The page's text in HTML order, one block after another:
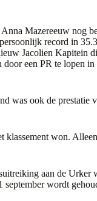
Mazereeuw nog
record in
Jacolien Kapitein
een PR te lopen
was ook de prestatie
klassement won.
aan de Urker
september wordt